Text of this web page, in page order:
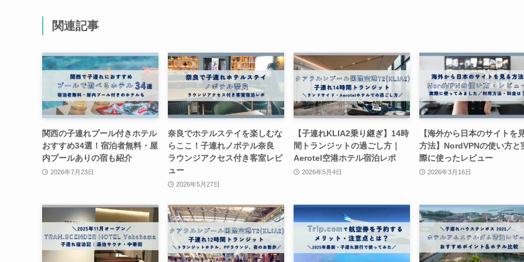
関連記事
関西の子連れプール付きホテル
おすすめ34選！宿泊者無料・屋
内プールありの宿も紹介
2026年7月23日
奈良でホテルステイを楽しむな
らここ！子連れノボテル奈良
ラウンジアクセス付き客室レビ
ュー
2026年5月27日
【子連れKLIA2乗り継ぎ】14時
間トランジットの過ごし方｜
Aerotel空港ホテル宿泊レポ
2026年5月4日
【海外から日本のサイトを
方法】NordVPNの使い方と
際に使ったレビュー
2026年3月16日